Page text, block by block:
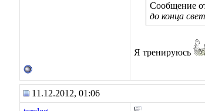
Сообщение
до конца
Я тренируюсь
11.12.2012, 01:06